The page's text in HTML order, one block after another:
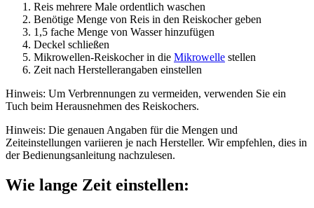
Reis mehrere Male ordentlich waschen
Benötige Menge von Reis in den Reiskocher geben
1,5 fache Menge von Wasser hinzufügen
Deckel schließen
Mikrowellen-Reiskocher in die Mikrowelle stellen
Zeit nach Herstellerangaben einstellen
Hinweis: Um Verbrennungen zu vermeiden, verwenden Sie ein
Tuch beim Herausnehmen des Reiskochers.
Hinweis: Die genauen Angaben für die Mengen und
Zeiteinstellungen variieren je nach Hersteller. Wir empfehlen, dies in
der Bedienungsanleitung nachzulesen.
Wie lange Zeit einstellen: